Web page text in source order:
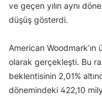
ve geçen yılın aynı
düşüş gösterdi.
American
olarak gerçekleşti. Bu
beklentisinin 2,01%
dönemindeki 422,10